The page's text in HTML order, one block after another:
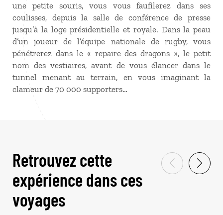
une petite souris, vous vous faufilerez dans ses
coulisses, depuis la salle de conférence de presse
jusqu’à la loge présidentielle et royale. Dans la peau
d’un joueur de l’équipe nationale de rugby, vous
pénétrerez dans le « repaire des dragons », le petit
nom des vestiaires, avant de vous élancer dans le
tunnel menant au terrain, en vous imaginant la
clameur de 70 000 supporters…
Retrouvez cette
expérience dans ces
voyages